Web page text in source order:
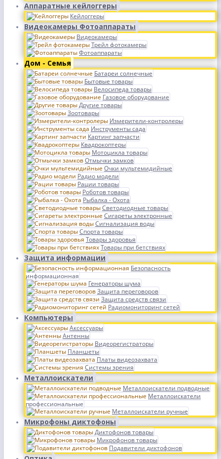
Аппаратные кейлоггеры
Кейлоггеры
Видеокамеры Фотоаппараты
Видеокамеры
Трейл фотокамеры
Фотоаппараты
Дом - Семья
Батареи солнечные
Бытовые товары
Велосипеда товары
Газовое оборудование
Другие товары
Зоотовары
Измерители-контролеры
Инструменты сада
Картинг запчасти
Квадрокоптеры
Мотоцикла товары
Отмычки замков
Очки мультемидийные
Радио модели
Рации товары
Роботов товары
Рыбалка - Охота
Светодиодные товары
Сигареты электронные
Сигнализация воды
Спорта товары
Товары здоровья
Товары при бетствиях
Защита информации
Безопасность
информационная
Генераторы шума
Защита переговоров
Защита средств связи
Радиомониторинг сетей
Компьютеры
Аксессуары
Антенны
Видеорегистраторы
Планшеты
Платы видеозахвата
Системы зрения
Металлоискатели
Металлоискатели подводные
Металлоискатели
профессиональные
Металлоискатели ручные
Микрофоны диктофоны
Диктофонов товары
Микрофонов товары
Подавители диктофонов